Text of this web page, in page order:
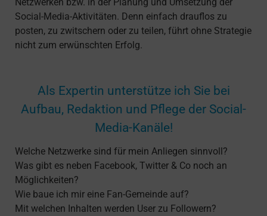
Social-Media-Aktivitäten. Denn einfach drauflos zu
posten, zu zwitschern oder zu teilen, führt ohne Strategie
nicht zum erwünschten Erfolg.
Als Expertin unterstütze ich Sie bei
Aufbau, Redaktion und Pflege der Social-
Media-Kanäle!
Welche Netzwerke sind für mein Anliegen sinnvoll?
Was gibt es neben Facebook, Twitter & Co noch an
Möglichkeiten?
Wie baue ich mir eine Fan-Gemeinde auf?
Mit welchen Inhalten werden User zu Followern?